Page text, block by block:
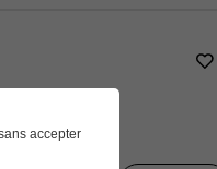
accepter